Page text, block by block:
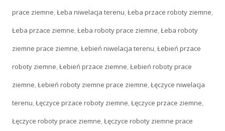
prace ziemne,Łeba niwelacja terenu,Łeba przace roboty ziemne,
Łeba przace ziemne,Łeba roboty prace ziemne,Łeba roboty
ziemne prace ziemne,Łebień niwelacja terenu,Łebień przace
roboty ziemne,Łebień przace ziemne,Łebień roboty prace
ziemne,Łebień roboty ziemne prace ziemne,Łęczyce niwelacja
terenu,Łęczyce przace roboty ziemne,Łęczyce przace ziemne,
Łęczyce roboty prace ziemne,Łęczyce roboty ziemne prace